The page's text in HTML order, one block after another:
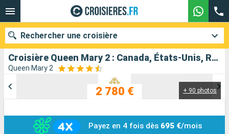
Croisière Queen Mary 2 : Canada, États-Unis, Royaume-Uni au départ de New York
Queen Mary 2
+ 90 photos
2 780 €
Payez en 4 fois dès 695 €/mois
Rechercher une croisière
Mois de départ